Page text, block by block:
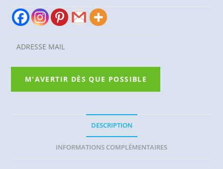
DESCRIPTION
INFORMATIONS COMPLÉMENTAIRES